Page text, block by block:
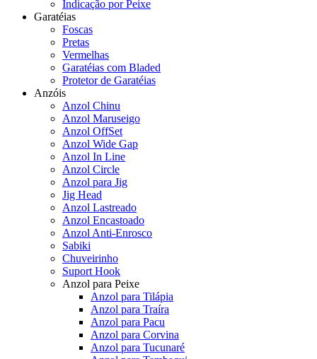
Indicação por Peixe
Garatéias
Foscas
Pretas
Vermelhas
Garatéias com Bladed
Protetor de Garatéias
Anzóis
Anzol Chinu
Anzol Maruseigo
Anzol OffSet
Anzol Wide Gap
Anzol In Line
Anzol Circle
Anzol para Jig
Jig Head
Anzol Lastreado
Anzol Encastoado
Anzol Anti-Enrosco
Sabiki
Chuveirinho
Suport Hook
Anzol para Peixe
Anzol para Tilápia
Anzol para Traíra
Anzol para Pacu
Anzol para Corvina
Anzol para Tucunaré